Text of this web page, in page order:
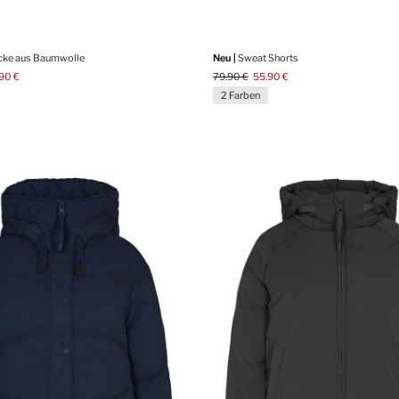
aus Baumwolle
€
Neu | Sweat Shorts
79.90 € 55.90 €
2 Farben